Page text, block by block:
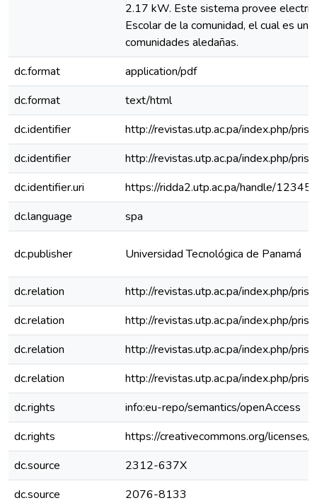
2.17 kW. Este sistema provee
Escolar de la comunidad, el cual es un
comunidades aledañas.
dc.format
application/pdf
dc.format
text/html
dc.identifier
http://revistas.utp.ac.pa/index.php/
dc.identifier
http://revistas.utp.ac.pa/index.php/
dc.identifier.uri
https://ridda2.utp.ac.pa/handle/
dc.language
spa
dc.publisher Universidad Tecnológica de Panamá
dc.relation
http://revistas.utp.ac.pa/index.php/
dc.relation
http://revistas.utp.ac.pa/index.php/
dc.relation
http://revistas.utp.ac.pa/index.php/
dc.relation
http://revistas.utp.ac.pa/index.php/
dc.rights
info:eu-repo/semantics/openAccess
dc.rights
https://creativecommons.org/
dc.source
2312-637X
dc.source
2076-8133